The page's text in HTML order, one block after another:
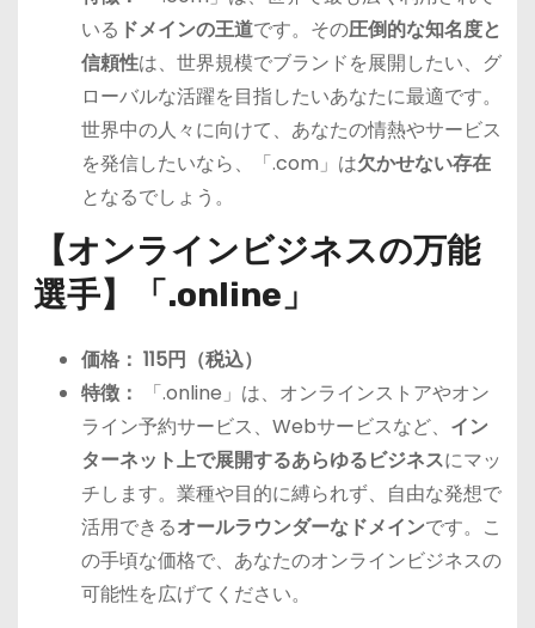
いる ドメインの王道です。その圧倒的な知名度と
信頼性は、世界規模でブランドを展開したい、グ
ローバルな活躍を目指したいあなたに最適です。
世界中の人々に向けて、あなたの情熱やサービス
を発信したいなら、「.com」は欠かせない存在
となるでしょう。
【オンラインビジネスの万能
選手】「.online」
価格： 115円（税込）
特徴：
「.online」は、オンラインストアやオン
ライン予約サービス、Webサービスなど、 イン
ターネット上で展開するあらゆるビジネスにマッ
チします。業種や目的に縛られず、自由な発想で
活用できるオールラウンダーなドメインです。こ
の手頃な価格で、あなたのオンラインビジネスの
可能性を広げてください。